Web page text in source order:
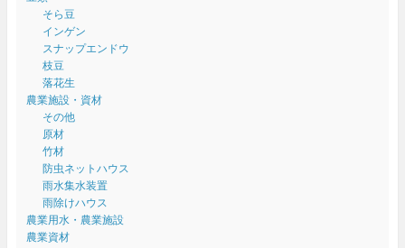
そら豆
インゲン
スナップエンドウ
枝豆
落花生
農業施設・資材
その他
原材
竹材
防虫ネットハウス
雨水集水装置
雨除けハウス
農業用水・農業施設
農業資材